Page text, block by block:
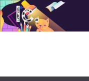
Illustratörcentrum